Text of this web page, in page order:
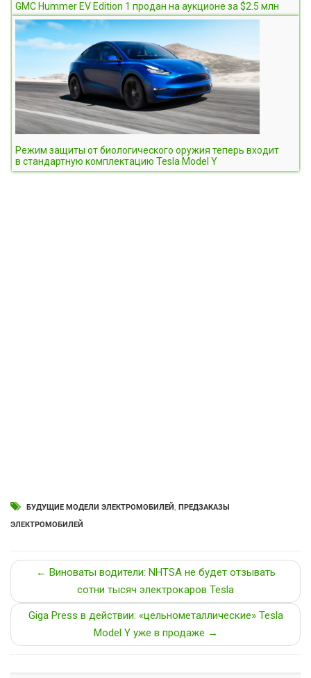
GMC Hummer EV Edition 1 продан на аукционе за $2.5 млн
Режим защиты от биологического оружия теперь входит
в стандартную комплектацию Tesla Model Y
БУДУЩИЕ МОДЕЛИ ЭЛЕКТРОМОБИЛЕЙ, ПРЕДЗАКАЗЫ
ЭЛЕКТРОМОБИЛЕЙ
← Виноваты водители: NHTSA не будет отзывать
сотни тысяч электрокаров Tesla
Giga Press в действии: «цельнометаллические» Tesla
Model Y уже в продаже →